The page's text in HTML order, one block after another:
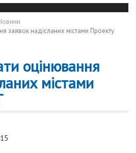
заявок надісланих містами Проекту
оцінювання
містами